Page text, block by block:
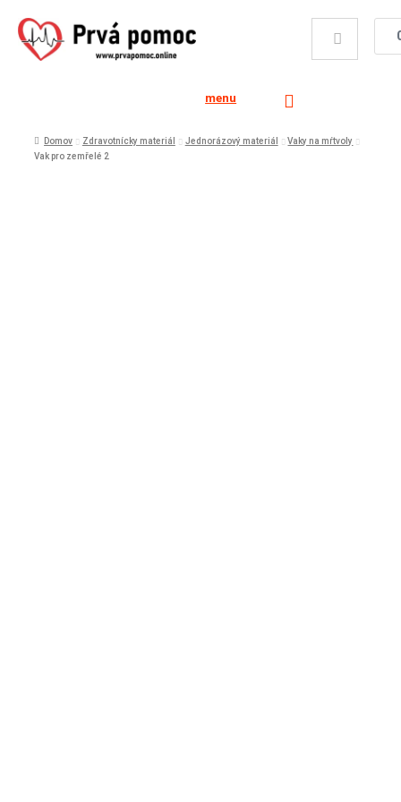
menu
Domov Zdravotnícky materiál Jednorázový materiál
Vaky na mŕtvoly
Vak pro zemřelé 2